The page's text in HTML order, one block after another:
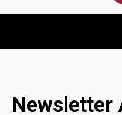
Newsletter